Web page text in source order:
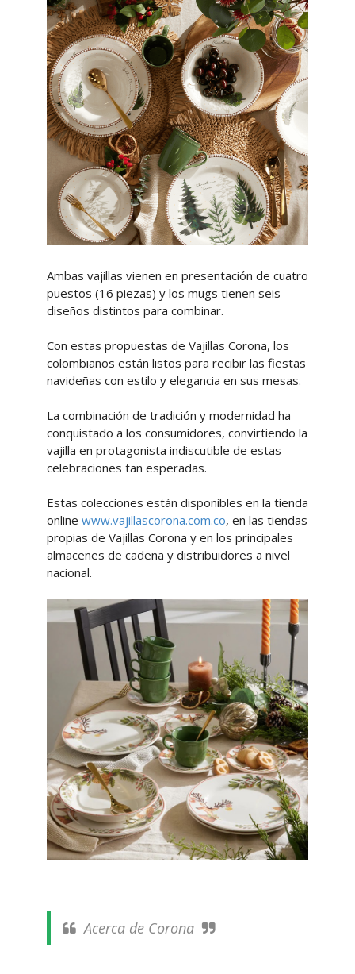
Ambas vajillas vienen en presentación de cuatro
puestos (16 piezas) y los mugs tienen seis
diseños distintos para combinar.
Con estas propuestas de Vajillas Corona, los
colombianos están listos para recibir las fiestas
navideñas con estilo y elegancia en sus mesas.
La combinación de tradición y modernidad ha
conquistado a los consumidores, convirtiendo la
vajilla en protagonista indiscutible de estas
celebraciones tan esperadas.
Estas colecciones están disponibles en la tienda
online www.vajillascorona.com.co, en las tiendas
propias de Vajillas Corona y en los principales
almacenes de cadena y distribuidores a nivel
nacional.
Acerca de Corona